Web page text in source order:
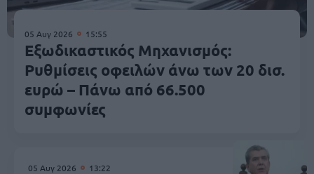
05 Αυγ 2026 15:55
Εξωδικαστικός Μηχανισμός:
Ρυθμίσεις οφειλών άνω των 20 δισ.
ευρώ – Πάνω από 66.500
συμφωνίες
05 Αυγ 2026 13:22